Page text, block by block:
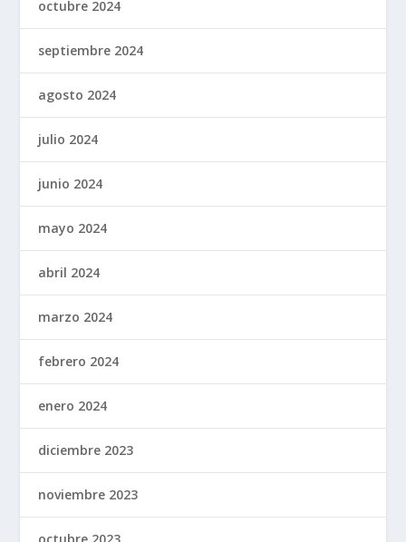
octubre 2024
septiembre 2024
agosto 2024
julio 2024
junio 2024
mayo 2024
abril 2024
marzo 2024
febrero 2024
enero 2024
diciembre 2023
noviembre 2023